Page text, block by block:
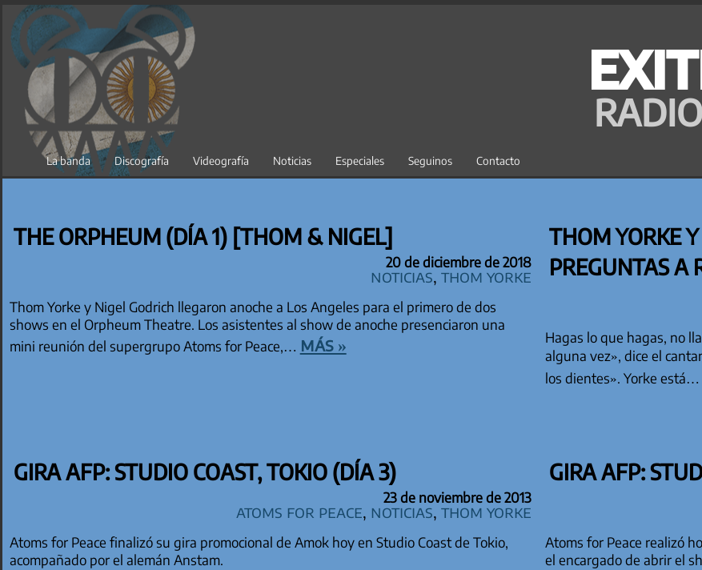
Saltar
contenido
La banda Discografía Videografía Noticias Especiales Seguinos Contacto
THE ORPHEUM (DÍA 1) [THOM & NIGEL]
20 de diciembre de 2018
Noticias, Thom Yorke
Thom Yorke y Nigel Godrich llegaron anoche a Los Angeles para el primero de dos
shows en el Orpheum Theatre. Los asistentes al show de anoche presenciaron una
mini reunión del supergrupo Atoms for Peace,… más »
THOM YORKE
PREGUNTAS A
Hagas lo que hagas, no
alguna vez», dice el
los dientes». Yorke está…
GIRA AFP: STUDIO COAST, TOKIO (DÍA 3)
23 de noviembre de 2013
Atoms for Peace, Noticias, Thom Yorke
Atoms for Peace finalizó su gira promocional de Amok hoy en Studio Coast de Tokio,
acompañado por el alemán Anstam.
GIRA AFP:
Atoms for Peace realizó
el encargado de abrir el